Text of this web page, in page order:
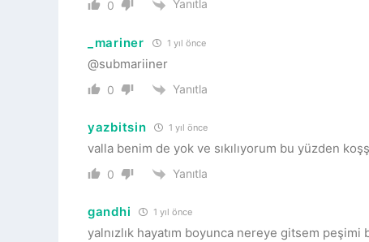
0 Yanıtla
_mariner 1 yıl önce
@submariiner
0 Yanıtla
yazbitsin 1 yıl önce
valla benim de yok ve sıkılıyorum bu yüzden
0 Yanıtla
gandhi 1 yıl önce
yalnızlık hayatım boyunca nereye gitsem peşimi